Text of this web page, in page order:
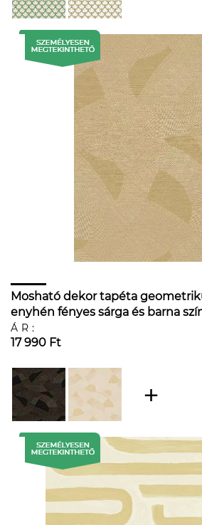
Mosható dekor tapéta
enyhén fényes sárga és barna
ÁR:
17 990 Ft